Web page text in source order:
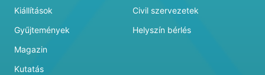
Kiállítások
Gyűjtemények
Magazin
Kutatás
Civil szervezetek
Helyszín bérlés